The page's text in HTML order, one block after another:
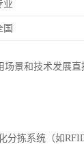
业
国
景和技术发展
分拣系统（如